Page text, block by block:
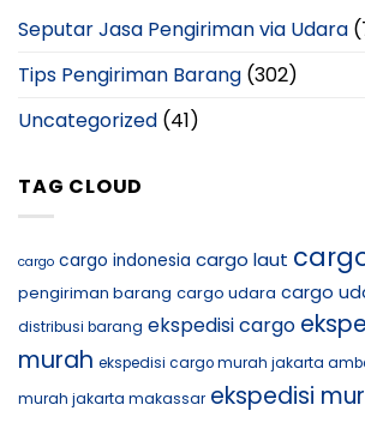
Seputar Jasa Pengiriman via Udara
Tips Pengiriman Barang (302)
Uncategorized (41)
TAG CLOUD
cargo cargo indonesia cargo laut
pengiriman barang cargo udara cargo
distribusi barang ekspedisi cargo
murah ekspedisi cargo murah jakarta
murah jakarta makassar ekspedisi